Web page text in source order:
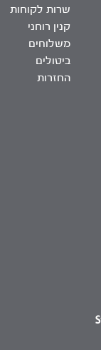
שרות לקוחות
קנין רוחני
משלוחים
ביטולים
החזרות